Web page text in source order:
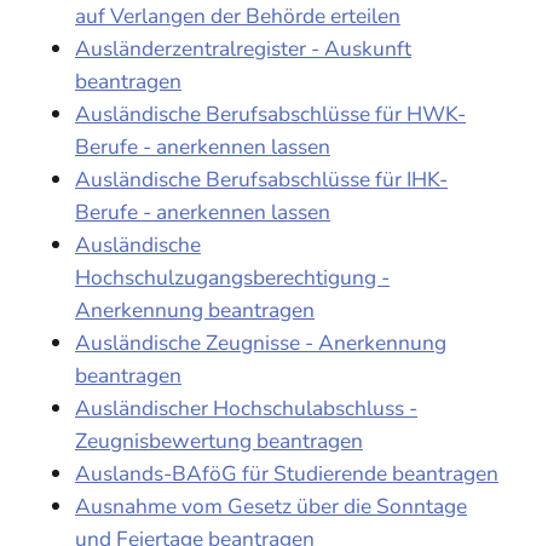
auf Verlangen der Behörde erteilen
Ausländerzentralregister - Auskunft
beantragen
Ausländische Berufsabschlüsse für HWK-
Berufe - anerkennen lassen
Ausländische Berufsabschlüsse für IHK-
Berufe - anerkennen lassen
Ausländische
Hochschulzugangsberechtigung -
Anerkennung beantragen
Ausländische Zeugnisse - Anerkennung
beantragen
Ausländischer Hochschulabschluss -
Zeugnisbewertung beantragen
Auslands-BAföG für Studierende beantragen
Ausnahme vom Gesetz über die Sonntage
und Feiertage beantragen